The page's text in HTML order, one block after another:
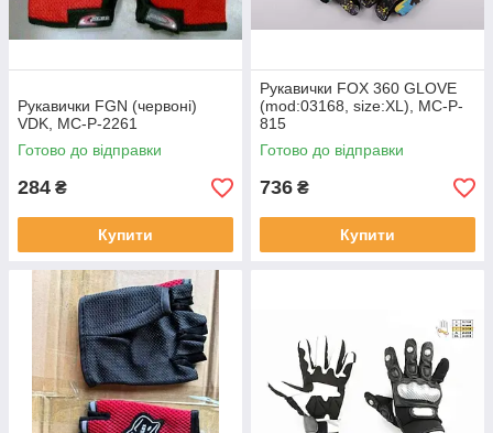
Рукавички FGN (червоні)
VDK, MC-P-2261
Готово до відправки
284 ₴
Купити
Рукавички FOX 360 GLOVE
(mod:03168, size:XL), MC-P-
815
Готово до відправки
736 ₴
Купити